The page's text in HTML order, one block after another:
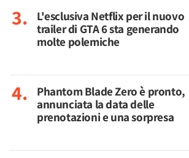
L'esclusiva Netflix per il nuovo
trailer di GTA 6 sta generando
molte polemiche
Phantom Blade Zero è pronto,
annunciata la data delle
prenotazioni e una sorpresa